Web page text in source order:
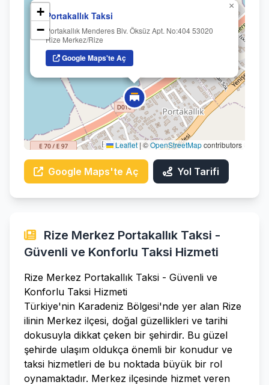
Portakallık Taksi
Portakallık Menderes Blv. Öksüz Apt. No:404 53020
Rize Merkez/Rize
Google Maps'te Aç
×
+
−
Leaflet | ©OpenStreetMapcontributors
Google Maps'te Aç Yol Tarifi
Rize Merkez Portakallık Taksi -
Güvenli ve Konforlu Taksi Hizmeti
Rize Merkez Portakallık Taksi - Güvenli ve
Konforlu Taksi Hizmeti
Türkiye'nin Karadeniz Bölgesi'nde yer alan Rize
ilinin Merkez ilçesi, doğal güzellikleri ve tarihi
dokusuyla dikkat çeken bir şehirdir. Bu güzel
şehirde ulaşım oldukça önemli bir konudur ve
taksi hizmetleri de bu noktada büyük bir rol
oynamaktadır. Merkez ilçesinde hizmet veren